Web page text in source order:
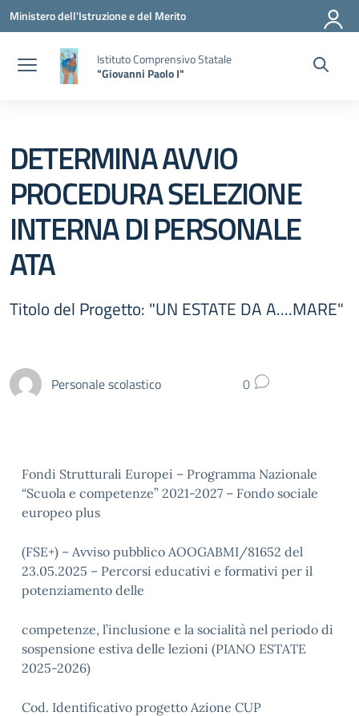
Vai ai contenuti
Vai al menu di navigazione
Vai al footer
Ministero dell'Istruzione e del Merito
Istituto Comprensivo Statale
"Giovanni Paolo I"
DETERMINA AVVIO
PROCEDURA SELEZIONE
INTERNA DI PERSONALE
ATA
Titolo del Progetto: "UN ESTATE DA A....MARE"
Personale scolastico 0
Fondi Strutturali Europei – Programma Nazionale
“Scuola e competenze” 2021-2027 – Fondo sociale
europeo plus
(FSE+) – Avviso pubblico AOOGABMI/81652 del
23.05.2025 – Percorsi educativi e formativi per il
potenziamento delle
competenze, l’inclusione e la socialità nel periodo di
sospensione estiva delle lezioni (PIANO ESTATE
2025-2026)
Cod. Identificativo progetto Azione CUP